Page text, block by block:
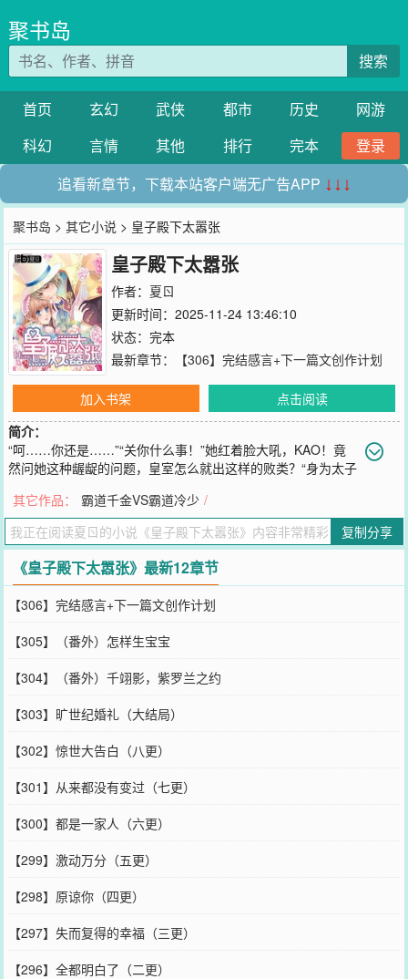
聚书岛
搜索
首页 玄幻 武侠 都市 历史
网游
科幻
言情 其他 排行 完本
登录
追看新章节，下载本站客户端无广告APP ↓↓↓
聚书岛 >其它小说 > 皇子殿下太嚣张
皇子殿下太嚣张
作者： 夏ㄖ
更新时间：2025-11-24 13:46:10
状态：完本
最新章节：
【306】完结感言+下一篇文创作计划
加入书架
点击阅读
简介：
“呵……你还是……”“关你什么事！”她红着脸大吼，KAO！竟
然问她这种龌龊的问题，皇室怎么就出这样的败类？“身为太子
是，你把我休了吧！”“这个问题，还是让本殿下亲身来验证一下好
了！”他冷笑一声，直接堵住那张咻咻不叠咻咻不喋的小嘴。丫的，你
拽什么拽啊，要知道现在可是君主立宪制，已经过了你们皇室一手遮
天的时代了！什么，逼婚？很好！你逼你的，
您要是觉得《 皇子殿下太嚣张 》还不错的话请不要忘记向您QQ群和微
博微信里的朋友推荐哦！
其它作品： 霸道千金VS霸道冷少 /
复制分享
《皇子殿下太嚣张》最新12章节
【306】完结感言+下一篇文创作计划
【305】（番外）怎样生宝宝
【304】（番外）千翊影，紫罗兰之约
【303】旷世纪婚礼（大结局）
【302】惊世大告白（八更）
【301】从来都没有变过（七更）
【300】都是一家人（六更）
【299】激动万分（五更）
【298】原谅你（四更）
【297】失而复得的幸福（三更）
【296】全都明白了（二更）